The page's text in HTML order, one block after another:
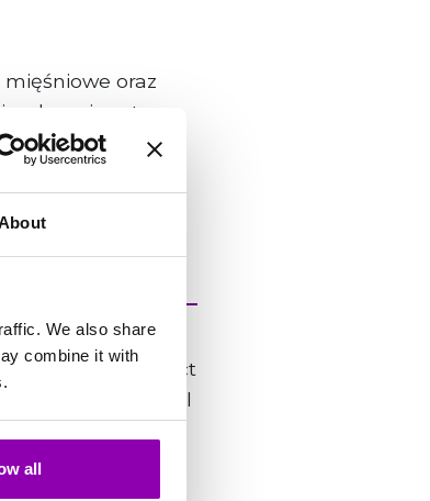
We also share
combine it with
all
oraz
tę
i dodać nowe
po
within
in the subject
the team will